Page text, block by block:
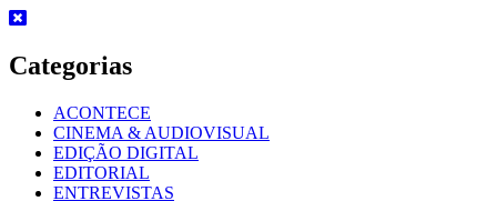
Skip
content
Categorias
ACONTECE
CINEMA & AUDIOVISUAL
EDIÇÃO DIGITAL
EDITORIAL
ENTREVISTAS